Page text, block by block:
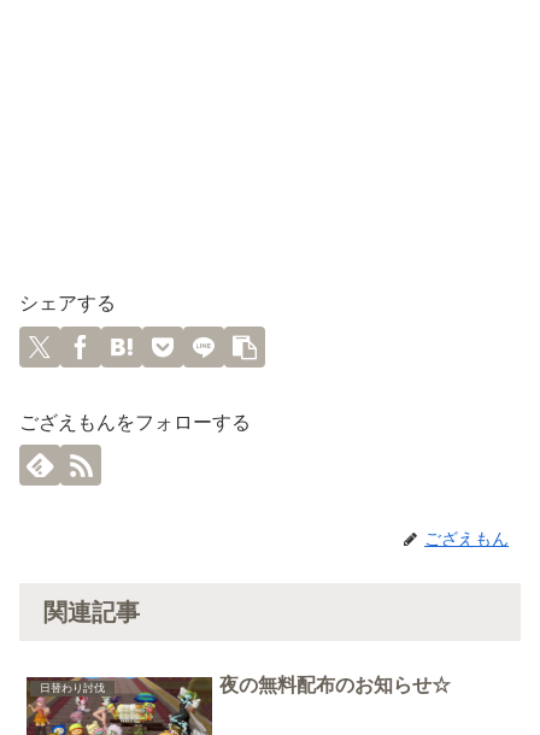
シェアする
ござえもんをフォローする
ござえもん
関連記事
日替わり討伐 夜の無料配布のお知らせ☆